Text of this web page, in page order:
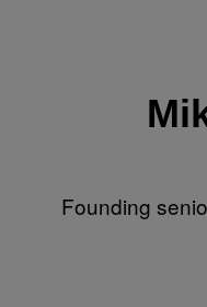
Founding